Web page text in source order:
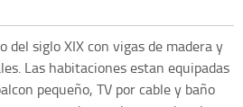
del siglo XIX con vigas de madera y
Las habitaciones estan equipadas
pequeño, TV por cable y baño